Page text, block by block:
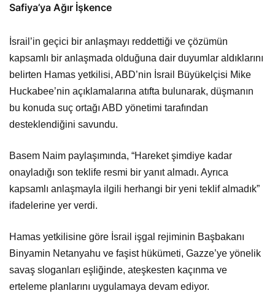
Safiya’ya Ağır İşkence
İsrail’in geçici bir anlaşmayı reddettiği ve çözümün
kapsamlı bir anlaşmada olduğuna dair duyumlar aldıklarını
belirten Hamas yetkilisi, ABD’nin İsrail Büyükelçisi Mike
Huckabee’nin açıklamalarına atıfta bulunarak, düşmanın
bu konuda suç ortağı ABD yönetimi tarafından
desteklendiğini savundu.
Basem Naim paylaşımında, “Hareket şimdiye kadar
onayladığı son teklife resmi bir yanıt almadı. Ayrıca
kapsamlı anlaşmayla ilgili herhangi bir yeni teklif almadık”
ifadelerine yer verdi.
Hamas yetkilisine göre İsrail işgal rejiminin Başbakanı
Binyamin Netanyahu ve faşist hükümeti, Gazze’ye yönelik
savaş sloganları eşliğinde, ateşkesten kaçınma ve
erteleme planlarını uygulamaya devam ediyor.